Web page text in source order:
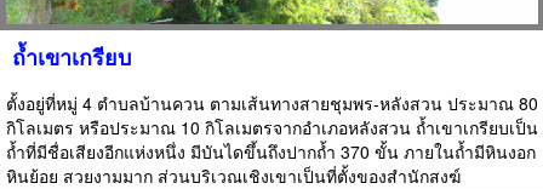
ถ้ำเขาเกรียบ
ตั้งอยู่ที่หมู่ 4 ตำบลบ้านควน ตามเส้นทางสายชุมพร-หลังสวน ประมาณ 80
กิโลเมตร หรือประมาณ 10 กิโลเมตรจากอำเภอหลังสวน ถ้ำเขาเกรียบเป็น
ถ้ำที่มีชื่อเสียงอีกแห่งหนึ่ง มีบันไดขึ้นถึงปากถ้ำ 370 ขั้น ภายในถ้ำมีหินงอก
หินย้อย สวยงามมาก ส่วนบริเวณเชิงเขาเป็นที่ตั้งของสำนักสงฆ์